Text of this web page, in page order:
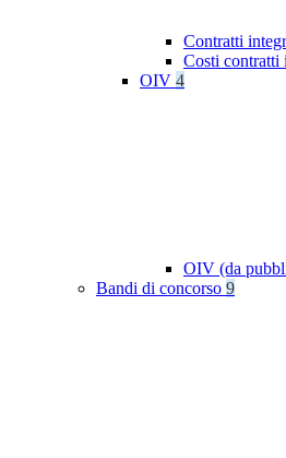
Contratti
Costi contratti
OIV 4
OIV (da
Bandi di concorso 9